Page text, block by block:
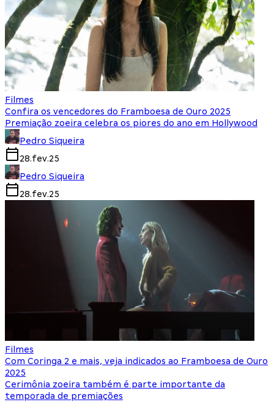
Filmes
Confira os vencedores do Framboesa de Ouro 2025
Premiação zoeira celebra os piores do ano em Hollywood
Pedro Siqueira
28.fev.25
Pedro Siqueira
28.fev.25
Filmes
Com Coringa 2 e mais, veja indicados ao Framboesa de Ouro
2025
Cerimônia zoeira também é parte importante da
temporada de premiações